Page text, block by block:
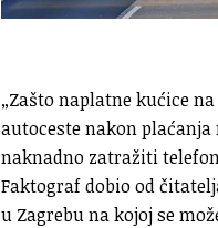
„Zašto naplatne kućice
autoceste nakon plaćanja
naknadno zatražiti
Faktograf dobio od
u Zagrebu na kojoj se